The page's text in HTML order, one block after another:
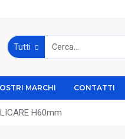
Tutti
MARCHI CONTATTI
H60mm